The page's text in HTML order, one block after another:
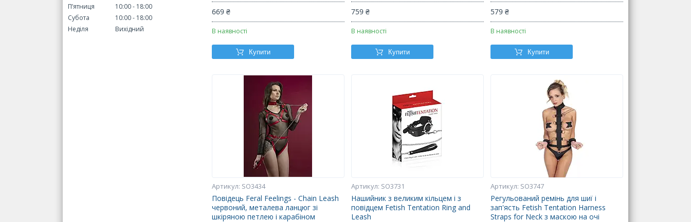
Пʼятниця
10:00
18:00
Субота
10:00
18:00
Неділя
Вихідний
669 ₴
В наявності
Купити
759 ₴
В наявності
Купити
579 ₴
В наявності
Купити
SO3434
Повідець Feral Feelings - Chain Leash
червоний, металева ланцюг зі
шкіряною петлею і карабіном
SO3731
Нашийник з великим кільцем і з
повідцем Fetish Tentation Ring and
Leash
SO3747
Регульований ремінь для шиї і
зап'ясть Fetish Tentation Harness
Straps for Neck з маскою на очі